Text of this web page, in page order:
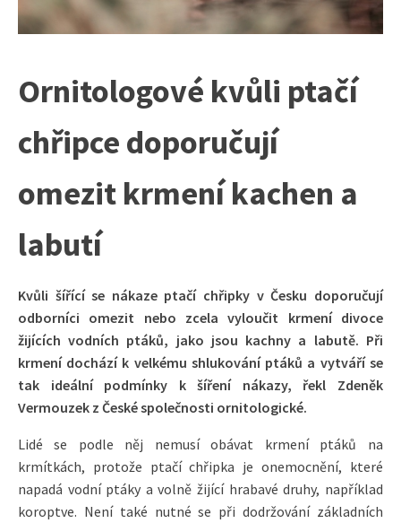
Ornitologové kvůli ptačí
chřipce doporučují
omezit krmení kachen a
labutí
Kvůli šířící se nákaze ptačí chřipky v Česku doporučují
odborníci omezit nebo zcela vyloučit krmení divoce
žijících vodních ptáků, jako jsou kachny a labutě. Při
krmení dochází k velkému shlukování ptáků a vytváří se
tak ideální podmínky k šíření nákazy, řekl Zdeněk
Vermouzek z České společnosti ornitologické.
Lidé se podle něj nemusí obávat krmení ptáků na
krmítkách, protože ptačí chřipka je onemocnění, které
napadá vodní ptáky a volně žijící hrabavé druhy, například
koroptve. Není také nutné se při dodržování základních